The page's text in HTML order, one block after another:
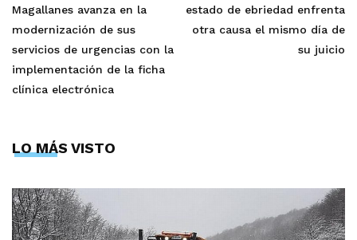
Magallanes avanza en la
modernización de sus
servicios de urgencias con la
implementación de la ficha
clínica electrónica
estado de ebriedad enfrenta
otra causa el mismo día de
su juicio
LO MÁS VISTO